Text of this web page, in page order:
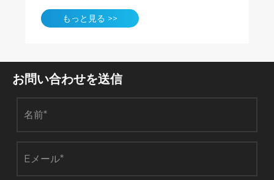
もっと見る >>
お問い合わせを送信